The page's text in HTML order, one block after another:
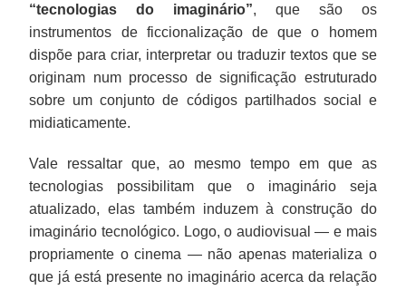
“tecnologias do imaginário”, que são os
instrumentos de ficcionalização de que o homem
dispõe para criar, interpretar ou traduzir textos que se
originam num processo de significação estruturado
sobre um conjunto de códigos partilhados social e
midiaticamente.
Vale ressaltar que, ao mesmo tempo em que as
tecnologias possibilitam que o imaginário seja
atualizado, elas também induzem à construção do
imaginário tecnológico. Logo, o audiovisual — e mais
propriamente o cinema — não apenas materializa o
que já está presente no imaginário acerca da relação